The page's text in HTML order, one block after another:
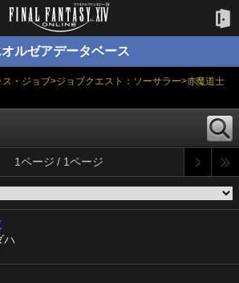
オルゼアデータベース
・ジョブ>ジョブクエスト：ソーサラー>赤魔道士
1ページ / 1ページ
ハ